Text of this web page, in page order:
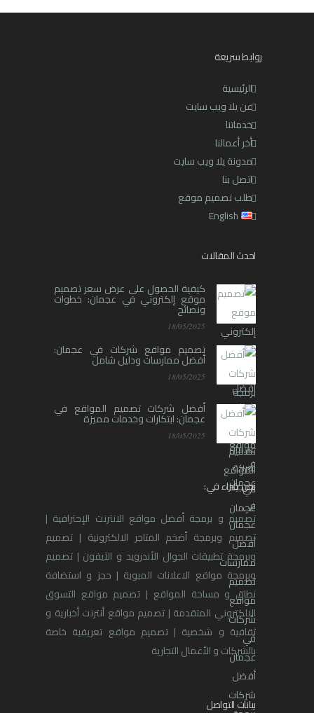
روابط سريعة
الرئيسية
عن يلا ويب سايت
خدماتنا
أخر أعمالنا
مدونة يلا ويب سايت
اتصل بنا
طلب تصميم موقع
English
احدث المقالات
كيفية الحصول على عرض سعر تصميم
موقع إلكتروني في عجمان: خطوات
ونصائح
18/05/2025
تصميم مواقع شركات في عجمان:
أفضل ممارسات ودليل شامل
18/05/2025
أفضل شركات تصميم المواقع في
عجمان: ابتكارات وخدمات مميزة
18/05/2025
نحن خبراء في:
تصميم و برمجة أفضل مواقع الانترنت الإحترافية |
تصميم وبرمجة أضخم المتاجر الالكترونية | تصميم
وبرمجة تطبيقات الجوال الأندرويد و الآيفون | تصميم
وبرمجة مواقع الاعلانات المبوبة | حجز و استضافة
نطاق و مساحة المواقع | تصميم مواقع التسوق
الالكتروني المتقدمة | تصميم مواقع أنترنت أخبارية و
ثقافية و شخصية | تصميم مواقع تعريفية خاصة
بالشركات و الأعمال التجارية
بيانات التواصل